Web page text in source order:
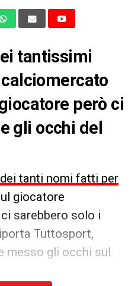
tantissimi
però ci
gli occhi del
tanti nomi fatti per
giocatore
ci sarebbero solo i
Tuttosport,
messo gli occhi sul